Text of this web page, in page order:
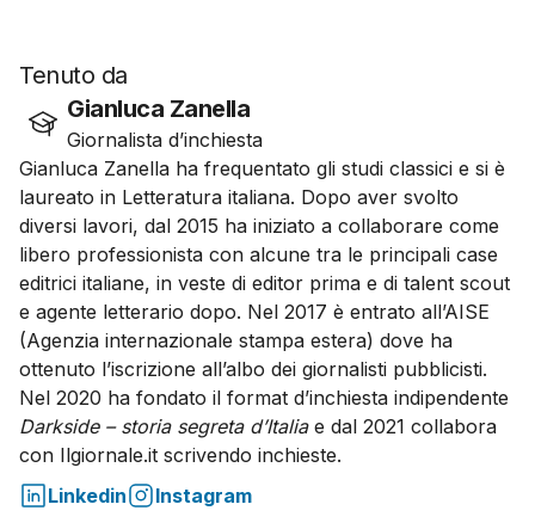
Tenuto da
Gianluca Zanella
Giornalista d’inchiesta
Gianluca Zanella ha frequentato gli studi classici e si è
laureato in Letteratura italiana. Dopo aver svolto
diversi lavori, dal 2015 ha iniziato a collaborare come
libero professionista con alcune tra le principali case
editrici italiane, in veste di editor prima e di talent scout
e agente letterario dopo. Nel 2017 è entrato all’AISE
(Agenzia internazionale stampa estera) dove ha
ottenuto l’iscrizione all’albo dei giornalisti pubblicisti.
Nel 2020 ha fondato il format d’inchiesta indipendente
Darkside – storia segreta d’Italiae dal 2021 collabora
con Ilgiornale.it scrivendo inchieste.
Linkedin
Instagram